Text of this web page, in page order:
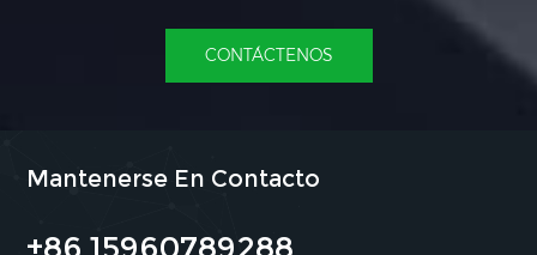
CONTÁCTENOS
Mantenerse En Contacto